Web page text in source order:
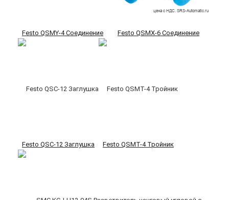
Festo QSMY-4 Соединение Festo QSMX-6 Соединение
Festo QSC-12 Заглушка Festo QSMT-4 Тройник